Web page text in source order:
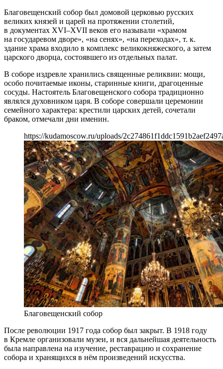
Благовещенский собор был домовой церковью русских
великих князей и царей на протяжении столетий,
в документах XVI–XVII веков его называли «храмом
на государевом дворе», «на сенях», «на переходах», т. к.
здание храма входило в комплекс великокняжеского, а затем
царского дворца, состоявшего из отдельных палат.
В соборе издревле хранились священные реликвии: мощи,
особо почитаемые иконы, старинные книги, драгоценные
сосуды. Настоятель Благовещенского собора традиционно
являлся духовником царя. В соборе совершали церемонии
семейного характера: крестили царских детей, сочетали
браком, отмечали дни именин.
https://kudamoscow.ru/uploads/
Благовещенский собор
После революции 1917 года собор был закрыт. В 1918 году
в Кремле организовали музеи, и вся дальнейшая деятельность
была направлена на изучение, реставрацию и сохранение
собора и хранящихся в нём произведений искусства.